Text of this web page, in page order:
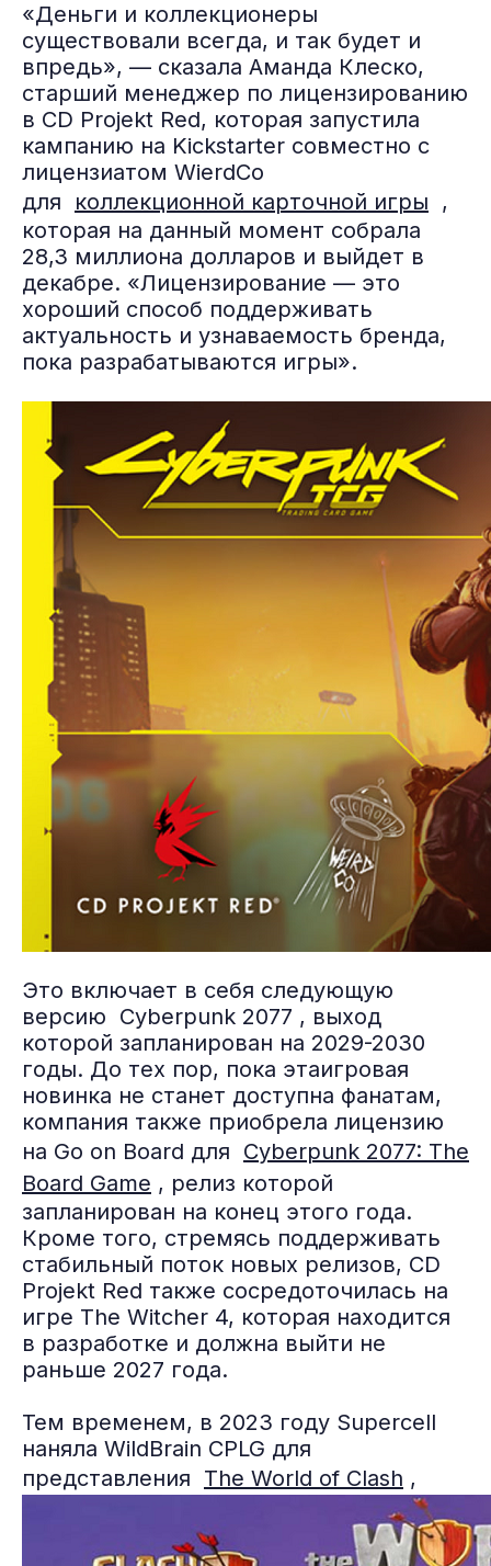
«Деньги и коллекционеры
существовали всегда, и так будет и
впредь», — сказала Аманда Клеско,
старший менеджер по лицензированию
в CD Projekt Red, которая запустила
кампанию на Kickstarter совместно с
лицензиатом WierdCo
для коллекционной карточной игры ,
которая на данный момент собрала
28,3 миллиона долларов и выйдет в
декабре. «Лицензирование — это
хороший способ поддерживать
актуальность и узнаваемость бренда,
пока разрабатываются игры».
Это включает в себя следующую
версию Cyberpunk 2077 , выход
которой запланирован на 2029-2030
годы. До тех пор, пока этаигровая
новинка не станет доступна фанатам,
компания также приобрела лицензию
на Go on Board для Cyberpunk 2077: The
Board Game , релиз которой
запланирован на конец этого года.
Кроме того, стремясь поддерживать
стабильный поток новых релизов, CD
Projekt Red также сосредоточилась на
игре The Witcher 4, которая находится
в разработке и должна выйти не
раньше 2027 года.
Тем временем, в 2023 году Supercell
наняла WildBrain CPLG для
представления The World of Clash ,